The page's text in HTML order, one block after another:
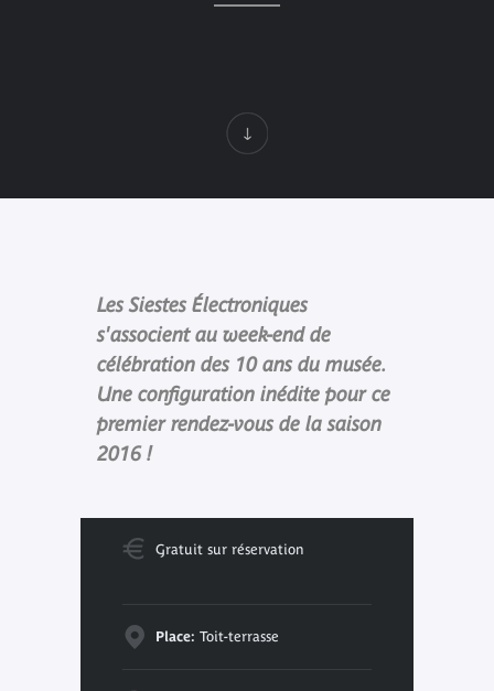
Les Siestes Électroniques
s'associent au week-end de
célébration des 10 ans du musée.
Une configuration inédite pour ce
premier rendez-vous de la saison
2016 !
Gratuit sur réservation
Place: Toit-terrasse